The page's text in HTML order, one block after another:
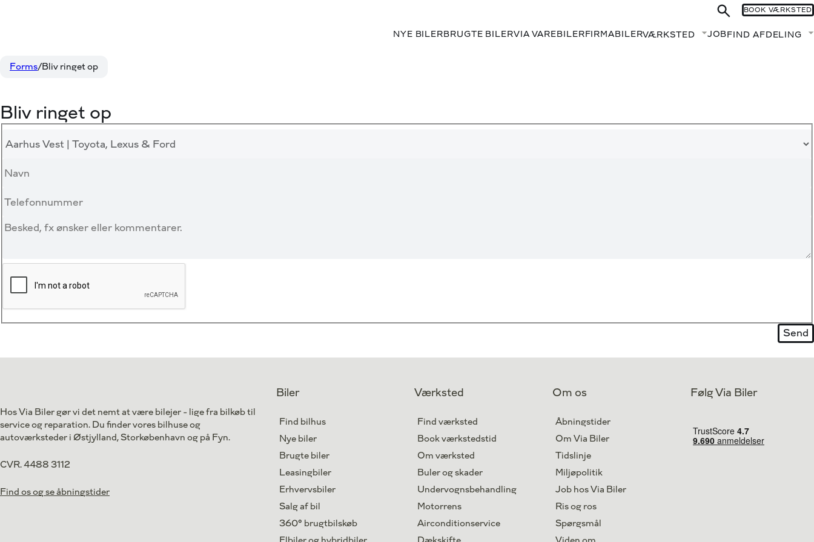
NYE BILER BRUGTE BILERVIA VAREBILER FIRMABILERVÆRKSTED Fold undermenu ud
JOB FIND AFDELING
BOOK VÆRKSTED
Forms Bliv ringet op
Bliv ringet op
Hos Via Biler gør vi det nemt at være bilejer - lige fra bilkøb til
service og reparation. Du finder vores bilhuse og
autoværksteder i Østjylland, Storkøbenhavn og på Fyn.
CVR. 4488 3112
Find os og se åbningstider
Biler
Find bilhus
Nye biler
Brugte biler
Leasingbiler
Erhvervsbiler
Salg af bil
360° brugtbilskøb
Værksted
Find værksted
Book værkstedstid
Om værksted
Buler og skader
Undervognsbehandling
Motorrens
Airconditionservice
Om os
Åbningstider
Om Via Biler
Tidslinje
Miljøpolitik
Job hos Via Biler
Ris og ros
Spørgsmål
Følg Via Biler